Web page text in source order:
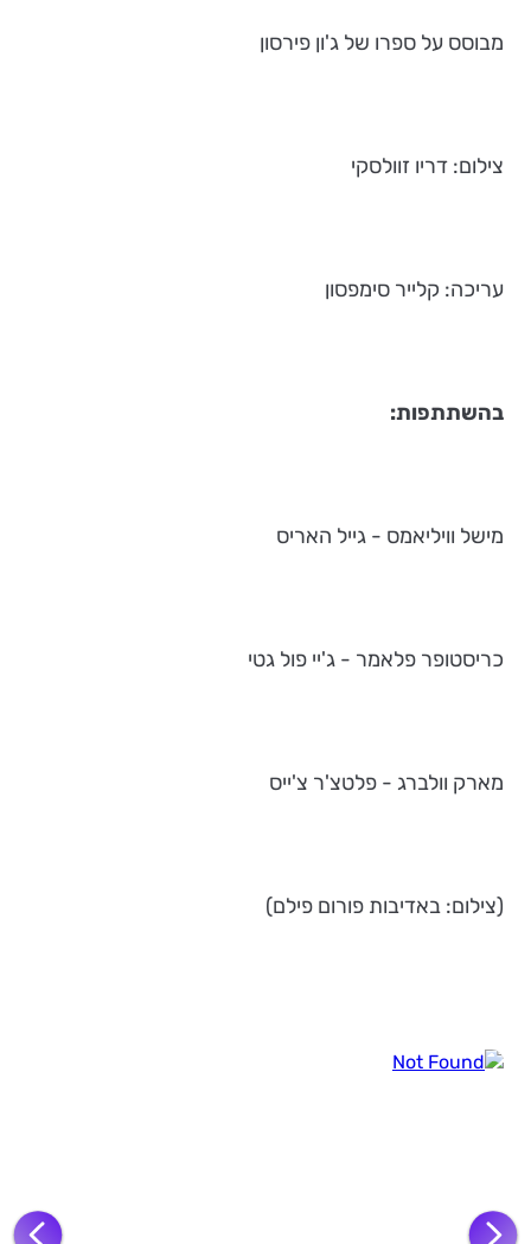
מבוסס על ספרו של ג'ון פירסון
צילום: דריו זוולסקי
עריכה: קלייר סימפסון
בהשתתפות:
מישל וויליאמס - גייל האריס
כריסטופר פלאמר - ג'יי פול גטי
מארק וולברג - פלטצ'ר צ'ייס
(צילום: באדיבות פורום פילם)